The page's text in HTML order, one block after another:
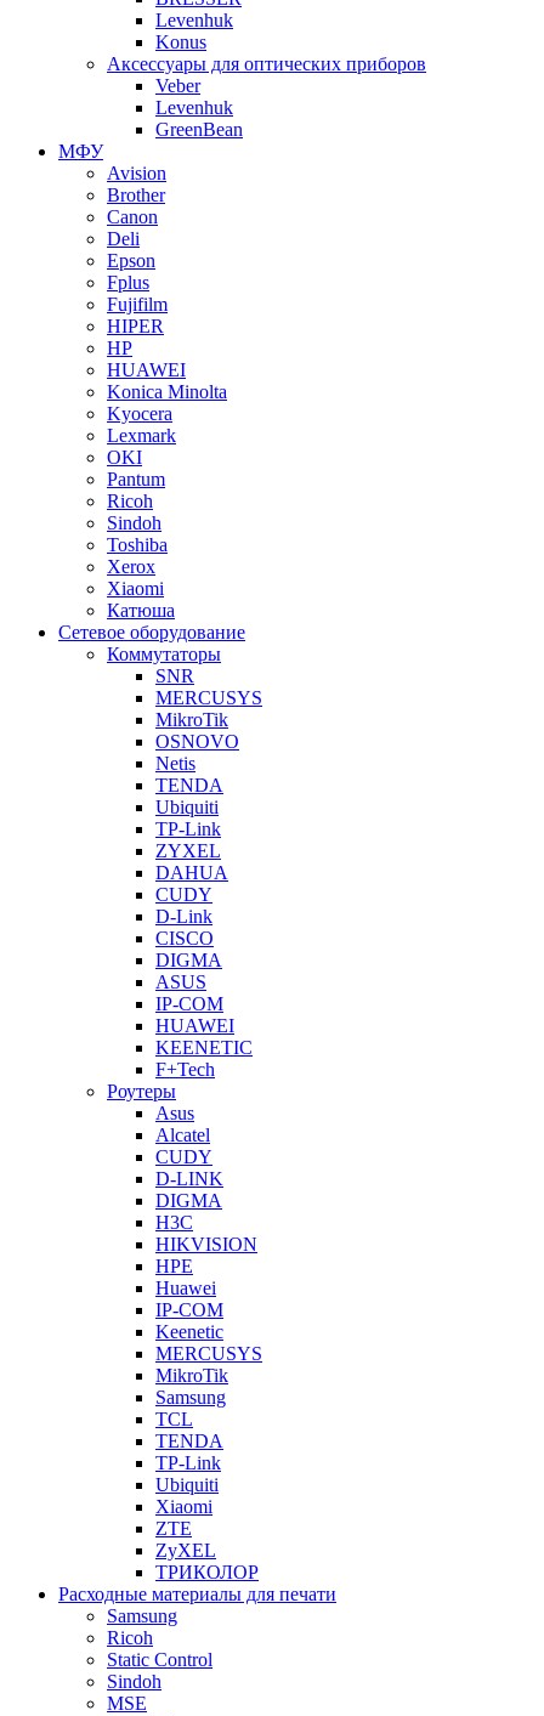
Levenhuk
Konus
Аксессуары для оптических приборов
Veber
Levenhuk
GreenBean
МФУ
Avision
Brother
Canon
Deli
Epson
Fplus
Fujifilm
HIPER
HP
HUAWEI
Konica Minolta
Kyocera
Lexmark
OKI
Pantum
Ricoh
Sindoh
Toshiba
Xerox
Xiaomi
Катюша
Сетевое оборудование
Коммутаторы
SNR
MERCUSYS
MikroTik
OSNOVO
Netis
TENDA
Ubiquiti
TP-Link
ZYXEL
DAHUA
CUDY
D-Link
CISCO
DIGMA
ASUS
IP-COM
HUAWEI
KEENETIC
F+Tech
Роутеры
Asus
Alcatel
CUDY
D-LINK
DIGMA
H3C
HIKVISION
HPE
Huawei
IP-COM
Keenetic
MERCUSYS
MikroTik
Samsung
TCL
TENDA
TP-Link
Ubiquiti
Xiaomi
ZTE
ZyXEL
ТРИКОЛОР
Расходные материалы для печати
Samsung
Ricoh
Static Control
Sindoh
MSE